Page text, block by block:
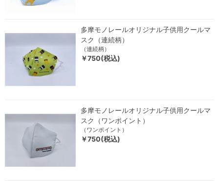
多摩モノレールオリジナル子供用クールマ
スク（連続柄）
（連続柄）
￥750(税込)
多摩モノレールオリジナル子供用クールマ
スク（ワンポイント）
（ワンポイント）
￥750(税込)